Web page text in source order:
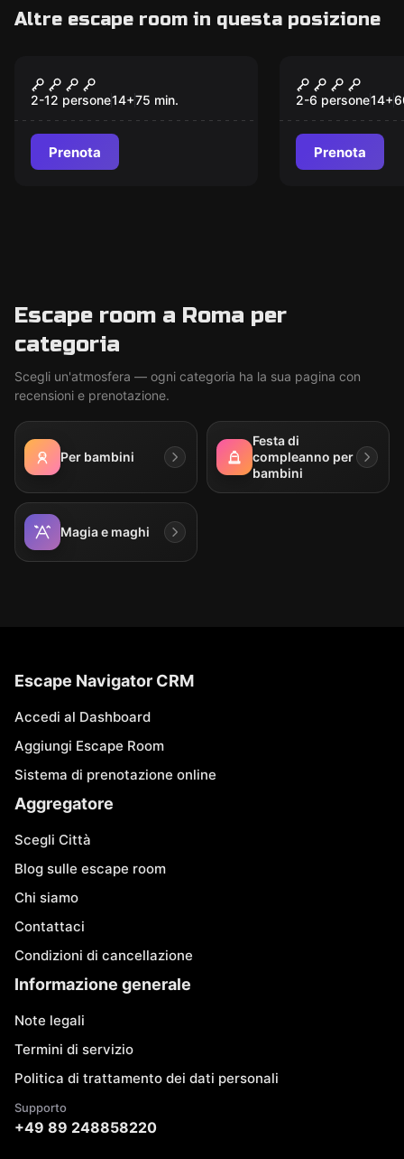
Altre escape room in questa posizione
Ultimatum
2-12 persone14+75 min.
Prenota
Infected
2-6 persone14+
Prenota
Escape room a Roma per
categoria
Scegli un'atmosfera — ogni categoria ha la sua pagina con
recensioni e prenotazione.
Per bambini
Festa di
compleanno per
bambini
Magia e maghi
Escape Navigator CRM
Accedi al Dashboard
Aggiungi Escape Room
Sistema di prenotazione online
Aggregatore
Scegli Città
Blog sulle escape room
Chi siamo
Contattaci
Condizioni di cancellazione
Informazione generale
Note legali
Termini di servizio
Politica di trattamento dei dati personali
Supporto
+49 89 248858220